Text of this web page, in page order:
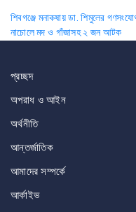
Post
navigation
শিবগঞ্জে মনাকষায় ডা. শিমুলের
নাচোলে মদ ও গাঁজাসহ ২ জন আটক
প্রচ্ছদ
অপরাধ ও আইন
অর্থনীতি
আন্তর্জাতিক
আমাদের সম্পর্কে
আর্কাইভ